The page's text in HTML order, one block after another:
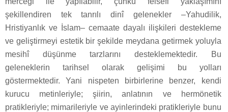
şekillendiren tek tanrılı dinî gelenekler –Yahudilik,
Hristiyanlık ve İslam– cemaate dayalı ilişkileri destekleme
ve geliştirmeyi estetik bir şekilde meydana getirmek yoluyla
mesihî düşünme tarzlarını desteklemektedir. Bu
geleneklerin tarihsel olarak gelişimi bu yolları
göstermektedir. Yani nispeten birbirlerine benzer, kendi
kurucu metinleriyle; şiirin, anlatının ve hermönetik
pratikleriyle; mimarileriyle ve ayinlerindeki pratikleriyle bunu